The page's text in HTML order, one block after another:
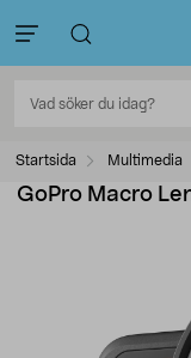
Startsida Multimedia
GoPro Macro